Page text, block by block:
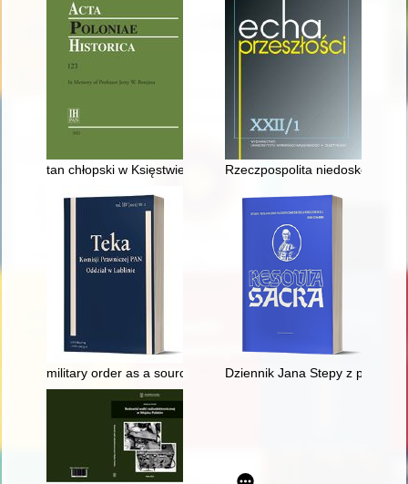
tan chłopski w Księstwie Warszawskim w świetle akt
Rzeczpospolita niedoskonała -
military order as a source of information about requisitions on
Dziennik Jana Stepy z